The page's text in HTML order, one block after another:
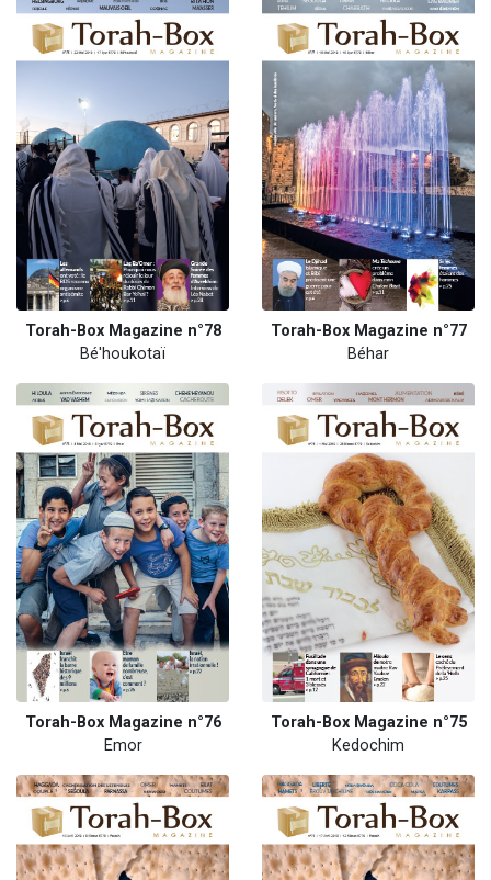
Torah-Box Magazine n°78
Bé'houkotaï
Torah-Box Magazine n°77
Béhar
Torah-Box Magazine n°76
Emor
Torah-Box Magazine n°75
Kedochim